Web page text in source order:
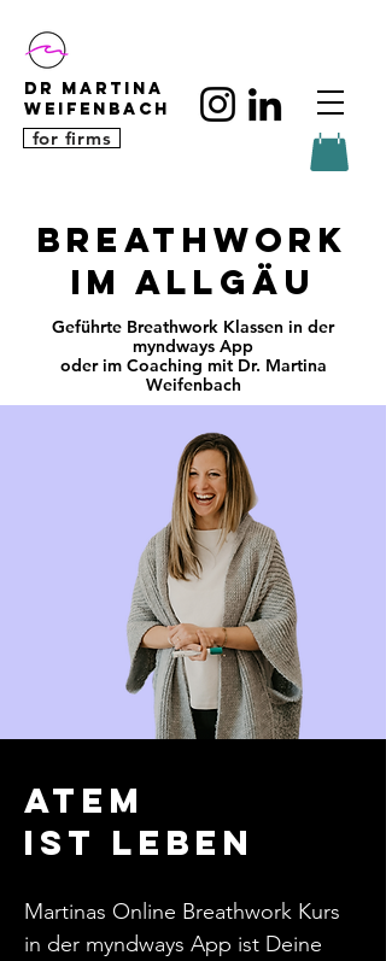
DR MARTINA
WEIFENBACH
for firms
Breathwork
im Allgäu
Geführte Breathwork Klassen in der
myndways App
oder im Coaching mit Dr. Martina
Weifenbach
Atem
isT Leben
Martinas Online Breathwork Kurs
in der myndways App ist Deine